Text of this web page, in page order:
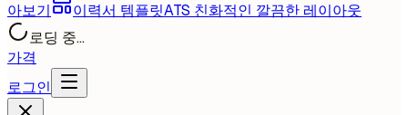
아보기
이력서 템플릿ATS 친화적인 깔끔한 레이아웃
로딩 중...
가격
로그인